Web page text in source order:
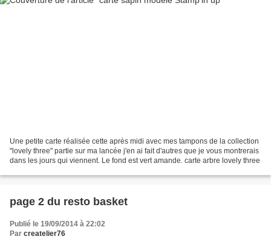
Une petite carte réalisée cette après midi avec mes tampons de la collection
"lovely three" partie sur ma lancée j'en ai fait d'autres que je vous montrerais
dans les jours qui viennent. Le fond est vert amande. carte arbre lovely three
page 2 du resto basket
Publié le 19/09/2014 à 22:02
Par createlier76